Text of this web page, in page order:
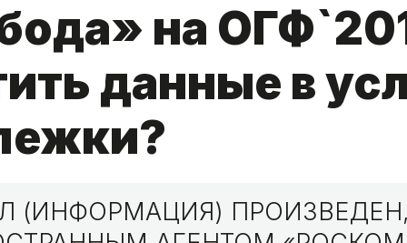
на
данные в
(ИНФОРМАЦИЯ)